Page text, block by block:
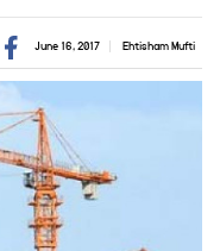
Ehtisham Mufti
June 16, 2017